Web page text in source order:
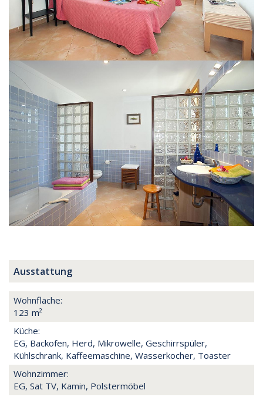
Ausstattung
Wohnfläche:
123 m²
Küche:
EG, Backofen, Herd, Mikrowelle, Geschirrspüler,
Kühlschrank, Kaffeemaschine, Wasserkocher, Toaster
Wohnzimmer:
EG, Sat TV, Kamin, Polstermöbel